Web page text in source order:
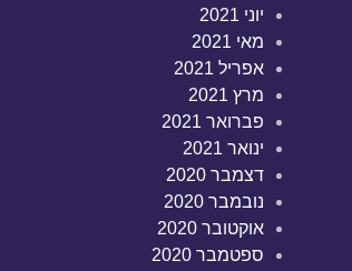
יוני 2021
מאי 2021
אפריל 2021
מרץ 2021
פברואר 2021
ינואר 2021
דצמבר 2020
נובמבר 2020
אוקטובר 2020
ספטמבר 2020